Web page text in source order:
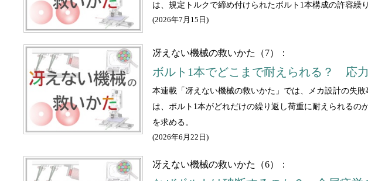
は、規定トルクで締め付けられたボルト1本構成の許容繰
(2026年7月15日 )
冴えない機械の救いかた（7）：
ボルト1本でどこまで耐えられる？ 応
本連載「冴えない機械の救いかた」では、メカ設計の失
は、ボルト1本がどれだけの繰り返し荷重に耐えられる
を求める。
(2026年6月22日 )
冴えない機械の救いかた（6）：